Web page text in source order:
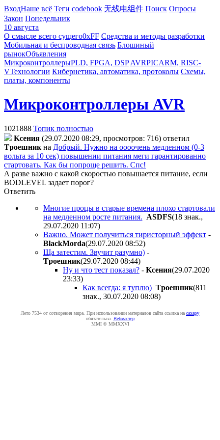
ВходНаше всё Теги codebook 无线电组件 Поиск Опросы
Закон Понедельник
10 августа
О смысле всего сущего0xFF Средства и методы разработки
Мобильная и беспроводная связь Блошиный
рынокОбъявления
МикроконтроллерыPLD, FPGA, DSP AVRPICARM, RISC-
VТехнологии Кибернетика, автоматика, протоколы Схемы,
платы, компоненты
Микроконтроллеры AVR
1021888 Топик полностью
Kceния (29.07.2020 08:29, просмотров: 716) ответил
Tpoeшник на Добрый. Нужно на оооочень медленном (0-3
вольта за 10 сек) повышении питания меги гарантированно
стартовать. Как бы попроще решить. Спс!
А разве важно с какой скоростью повышается питание, если
BODLEVEL задает порог?
Ответить
Многие процы в старые времена плохо стартовали
на медленном росте питания. ASDFS(18 знак.,
29.07.2020 11:07)
Важно. Может получиться тиристорный эффект -
BlackMorda(29.07.2020 08:52)
Ща затестим. Звучит разумно) -
Tpoeшник(29.07.2020 08:44)
Ну и что тест показал? - Kceния(29.07.2020
23:33)
Как всегда: я туплю) Tpoeшник(811
знак., 30.07.2020 08:08)
Лето 7534 от сотворения мира. При использовании материалов сайта ссылка на caxapу
обязательна. Вебмастер
MMI © MMXXVI